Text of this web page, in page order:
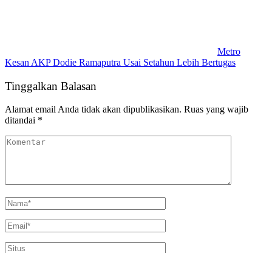
Metro
Kesan AKP Dodie Ramaputra Usai Setahun Lebih Bertugas
Tinggalkan Balasan
Alamat email Anda tidak akan dipublikasikan. Ruas yang wajib
ditandai *